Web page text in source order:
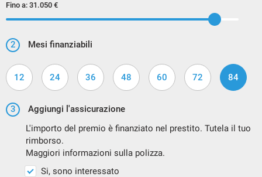
Fino a: 31.050 €
2 Mesi finanziabili
12 24 36 48 60 72 84
3
Aggiungi l'assicurazione
L'importo del premio è finanziato nel prestito. Tutela il tuo
rimborso.
Maggiori informazioni sulla polizza.
Si, sono interessato